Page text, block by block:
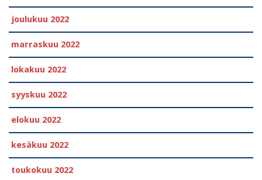
joulukuu 2022
marraskuu 2022
lokakuu 2022
syyskuu 2022
elokuu 2022
kesäkuu 2022
toukokuu 2022